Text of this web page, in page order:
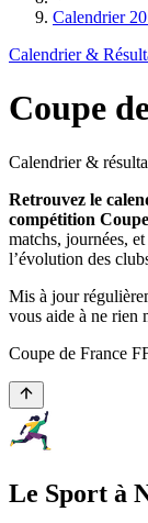
Calendrier
Calendrier &
Coupe
Calendrier &
Retrouvez le
compétition
matchs, journées,
l’évolution des
Mis à jour
vous aide à ne rien
Coupe de France
Le Sport à